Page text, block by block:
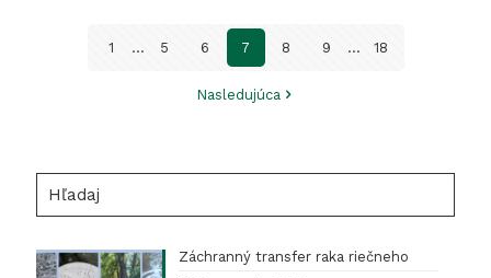
1 ... 5 6 7 8 9 ... 18
Nasledujúca
Záchranný transfer raka riečneho